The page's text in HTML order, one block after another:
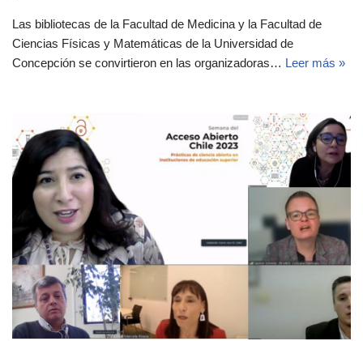
Las bibliotecas de la Facultad de Medicina y la Facultad de
Ciencias Físicas y Matemáticas de la Universidad de
Concepción se convirtieron en las organizadoras… Leer más »